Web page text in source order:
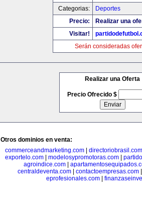
Categorias:
Deportes
Precio:
Realizar una
Visitar!
Serán consideradas
Realizar una Oferta
Precio Ofrecido $
Otros dominios en venta:
commerceandmarketing.com| directoriobrasil.com
exportelo.com
modelosypromotoras.com
agroindice.com
centraldeventa.com
contactoempresas.com
eprofesionales.com